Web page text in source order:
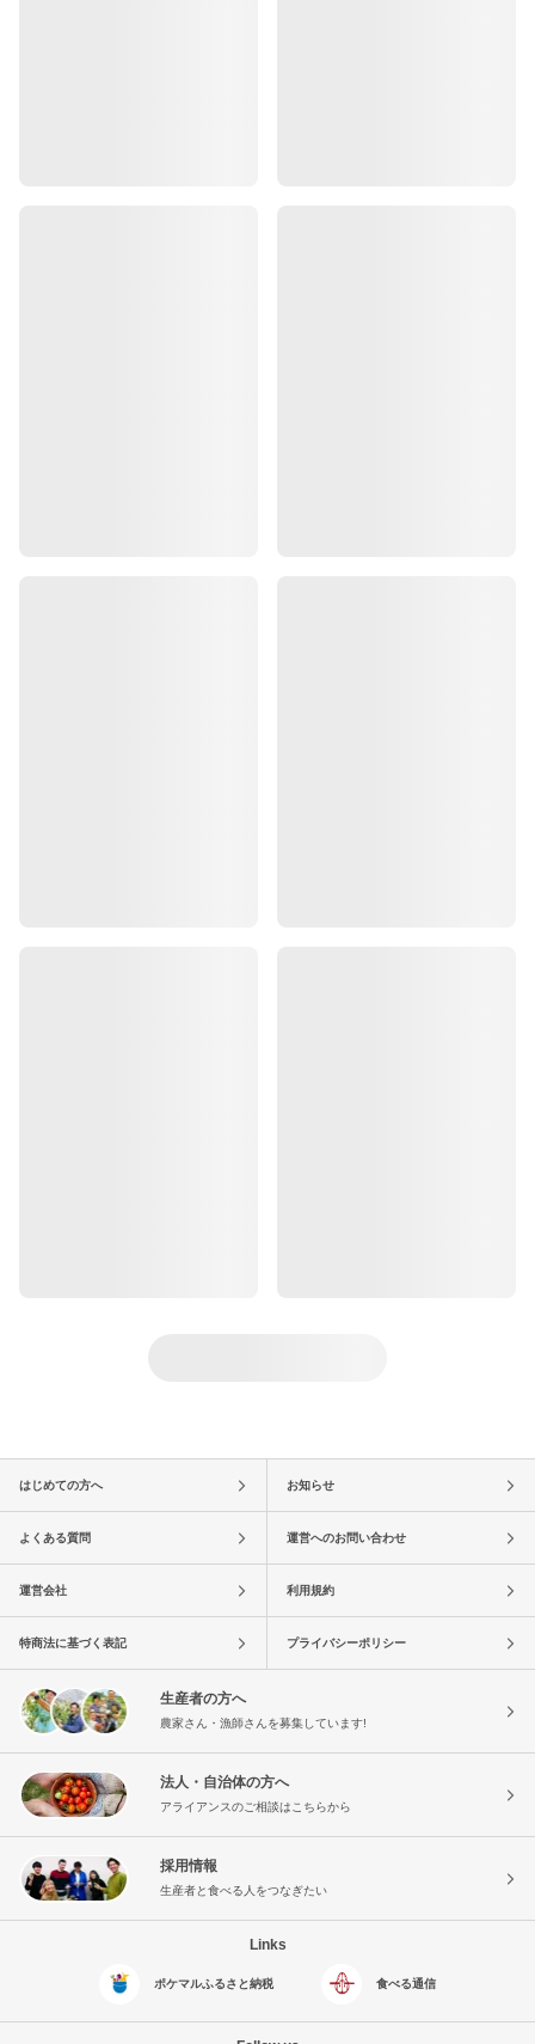
はじめての方へ お知らせ
よくある質問 運営へのお問い合わせ
運営会社 利用規約
特商法に基づく表記 プライバシーポリシー
生産者の方へ
農家さん・漁師さんを募集しています!
法人・自治体の方へ
アライアンスのご相談はこちらから
採用情報
生産者と食べる人をつなぎたい
Links
ポケマルふるさと納税 食べる通信